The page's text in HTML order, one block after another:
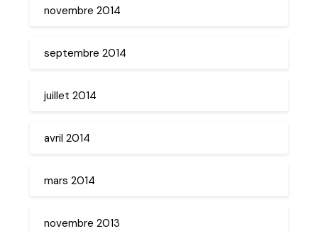
novembre 2014
septembre 2014
juillet 2014
avril 2014
mars 2014
novembre 2013